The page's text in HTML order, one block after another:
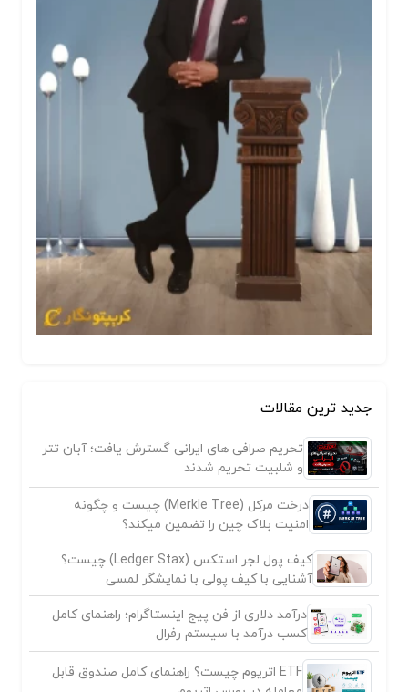
جدید ترین مقالات
تحریم صرافی های ایرانی گسترش یافت؛ آبان تتر
و شلبیت تحریم شدند
درخت مرکل (Merkle Tree) چیست و چگونه
امنیت بلاک چین را تضمین میکند؟
کیف پول لجر استکس (Ledger Stax) چیست؟
آشنایی با کیف پولی با نمایشگر لمسی
درآمد دلاری از فن پیج اینستاگرام؛ راهنمای کامل
کسب درآمد با سیستم رفرال
ETF اتریوم چیست؟ راهنمای کامل صندوق قابل